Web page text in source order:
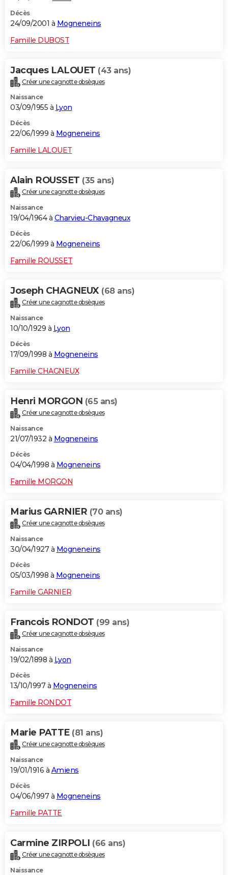
Décès
24/09/2001 à Mogneneins
Famille DUBOST
Jacques LALOUET (43 ans)
Créer une cagnotte obsèques
Naissance
03/09/1955 à Lyon
Décès
22/06/1999 à Mogneneins
Famille LALOUET
Alain ROUSSET (35 ans)
Créer une cagnotte obsèques
Naissance
19/04/1964 à Charvieu-Chavagneux
Décès
22/06/1999 à Mogneneins
Famille ROUSSET
Joseph CHAGNEUX (68 ans)
Créer une cagnotte obsèques
Naissance
10/10/1929 à Lyon
Décès
17/09/1998 à Mogneneins
Famille CHAGNEUX
Henri MORGON (65 ans)
Créer une cagnotte obsèques
Naissance
21/07/1932 à Mogneneins
Décès
04/04/1998 à Mogneneins
Famille MORGON
Marius GARNIER (70 ans)
Créer une cagnotte obsèques
Naissance
30/04/1927 à Mogneneins
Décès
05/03/1998 à Mogneneins
Famille GARNIER
Francois RONDOT (99 ans)
Créer une cagnotte obsèques
Naissance
19/02/1898 à Lyon
Décès
13/10/1997 à Mogneneins
Famille RONDOT
Marie PATTE (81 ans)
Créer une cagnotte obsèques
Naissance
19/01/1916 à Amiens
Décès
04/06/1997 à Mogneneins
Famille PATTE
Carmine ZIRPOLI (66 ans)
Créer une cagnotte obsèques
Naissance